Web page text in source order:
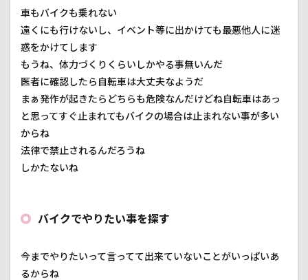
車もバイクも乗れない
遠くにも行けないし、イベント等に出かけても最悪他人に迷
惑をかけてします
もうね、体力づくりくらいしかやる事無いんだ
医者に確認したら自転車は大丈夫なようだ
まぁ発作が起きたらどちらも危険なんだけどね自転車はあっ
と思ってすぐ止まれてもバイクの場合は止まれない事が多い
からね
法律で禁止されるんだろうね
しかたないね
バイクでやりたい事を探す
今までやりたいって言ってて出来ていないことがいっぱいあ
るからね